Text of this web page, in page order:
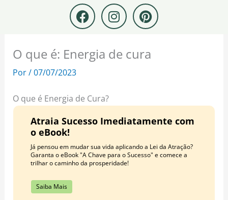
F
a
c
e
b
k
I
n
s
t
a
m
P
i
n
t
e
t
O que é: Energia de cura
Por/07/07/2023
O que é Energia de Cura?
Atraia Sucesso Imediatamente com
o eBook!
Já pensou em mudar sua vida aplicando a Lei da Atração?
Garanta o eBook "A Chave para o Sucesso" e comece a
trilhar o caminho da prosperidade!
Saiba Mais